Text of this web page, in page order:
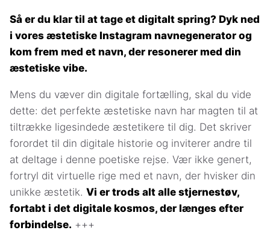
Så er du klar til at tage et digitalt spring? Dyk ned
i vores æstetiske Instagram navnegenerator og
kom frem med et navn, der resonerer med din
æstetiske vibe.
Mens du væver din digitale fortælling, skal du vide
dette: det perfekte æstetiske navn har magten til at
tiltrække ligesindede æstetikere til dig. Det skriver
forordet til din digitale historie og inviterer andre til
at deltage i denne poetiske rejse. Vær ikke genert,
fortryl dit virtuelle rige med et navn, der hvisker din
unikke æstetik. Vi er trods alt alle stjernestøv,
fortabt i det digitale kosmos, der længes efter
forbindelse. +++